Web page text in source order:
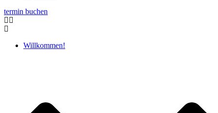
termin buchen
Willkommen!